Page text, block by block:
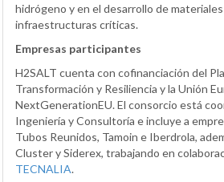
hidrógeno y en el desarrollo de materiales
infraestructuras críticas.
Empresas participantes
H2SALT cuenta con cofinanciación del
Transformación y Resiliencia y la Unión
NextGenerationEU. El consorcio está
Ingeniería y Consultoría e incluye a
Tubos Reunidos, Tamoin e Iberdrola,
Cluster y Siderex, trabajando en
TECNALIA.